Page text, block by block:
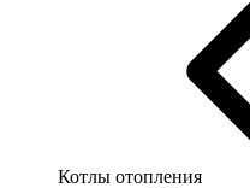
Котлы отопления